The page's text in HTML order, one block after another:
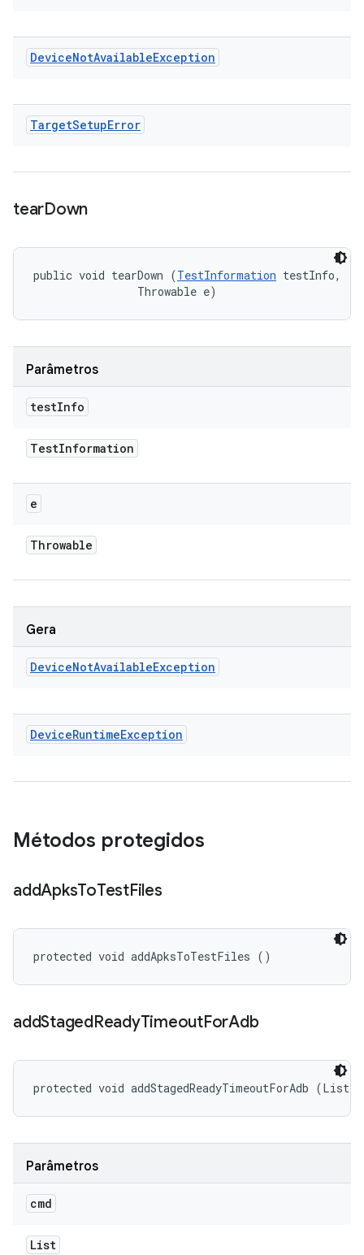
DeviceNotAvailableException
TargetSetupError
tearDown
public void tearDown (TestInformation testInfo,
                Throwable e)
Parâmetros
testInfo
TestInformation
e
Throwable
Gera
DeviceNotAvailableException
DeviceRuntimeException
Métodos protegidos
addApksToTestFiles
protected void addApksToTestFiles ()
addStagedReadyTimeoutForAdb
protected void addStagedReadyTimeoutForAdb
Parâmetros
cmd
List